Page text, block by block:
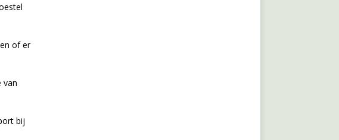
of er
van
bij